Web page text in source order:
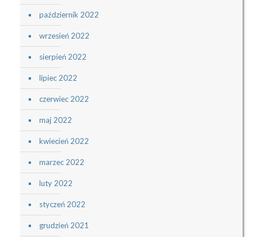
październik 2022
wrzesień 2022
sierpień 2022
lipiec 2022
czerwiec 2022
maj 2022
kwiecień 2022
marzec 2022
luty 2022
styczeń 2022
grudzień 2021